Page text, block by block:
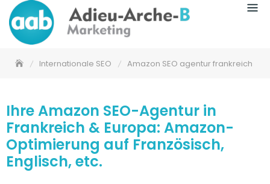
Internationale SEO Amazon SEO agentur frankreich
Ihre Amazon SEO-Agentur in
Frankreich & Europa: Amazon-
Optimierung auf Französisch,
Englisch, etc.